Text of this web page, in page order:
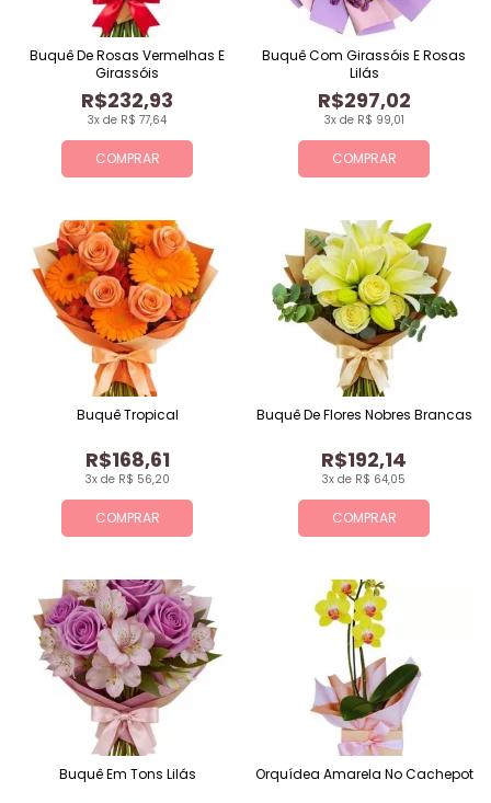
COMPRAR
3x de R$ 77,64
R$232,93
Buquê De Rosas Vermelhas E
Girassóis
COMPRAR
3x de R$ 99,01
R$297,02
Buquê Com Girassóis E Rosas
Lilás
COMPRAR
3x de R$ 56,20
R$168,61
Buquê Tropical
COMPRAR
3x de R$ 64,05
R$192,14
Buquê De Flores Nobres Brancas
Buquê Em Tons Lilás Orquídea Amarela No Cachepot